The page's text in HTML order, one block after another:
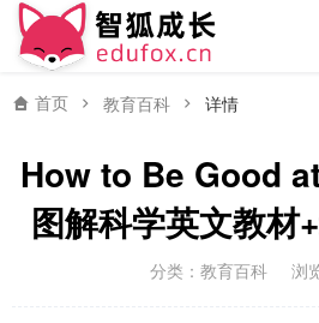
首页 教育百科 详情
How to Be Good
图解科学英文教材
分类： 教育百科 浏